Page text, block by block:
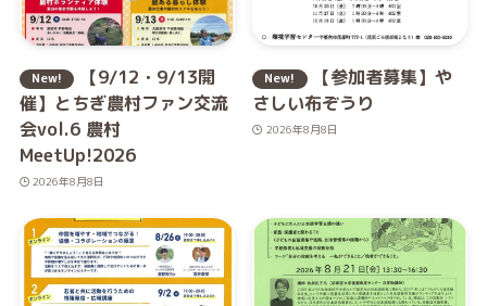
【9/12・9/13開
催】とちぎ農村ファン交流
会vol.6 農村
MeetUp!2026
2026年8月8日
【参加者募集】や
さしい布ぞうり
2026年8月8日